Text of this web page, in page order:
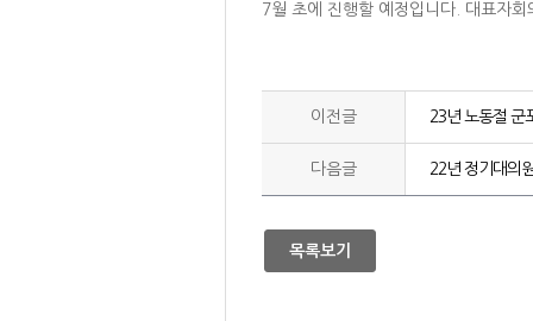
7월 초에 진행할 예정입니다. 대표자
이전글 23년 노동절 군
다음글 22년 정기대의
목록보기